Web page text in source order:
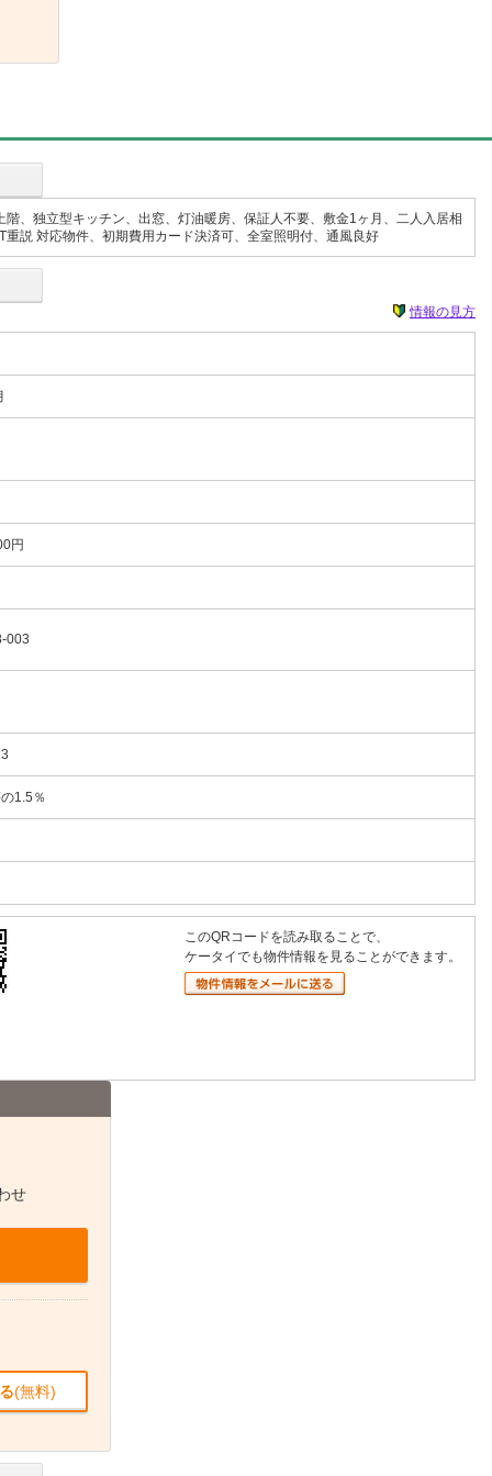
、独立型キッチン、出窓、灯油暖房、保証人不要、敷金1ヶ月、二人入居相
説 対応物件、初期費用カード決済可、全室照明付、通風良好
情報の見方
円
003
1.5％
このQRコードを読み取ることで、
ケータイでも物件情報を見ることができます。
せ
(無料)